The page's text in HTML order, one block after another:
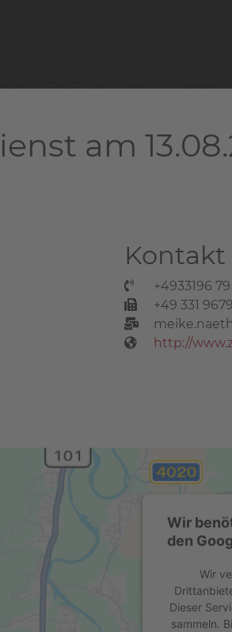
am
Kontakt
+4933196
+49 331
http://
Wir
den
Wir
Dieser
sammeln.